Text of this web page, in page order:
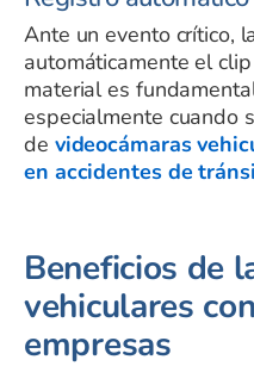
Ante un evento crítico,
automáticamente el
material es
especialmente cuando
de videocámaras
en accidentes de
Beneficios de
vehiculares
empresas